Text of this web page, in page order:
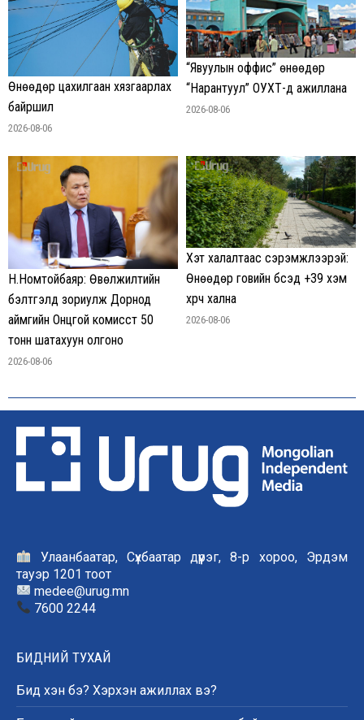
Өнөөдөр цахилгаан хязгаарлах
байршил
2026-08-06
“Явуулын оффис” өнөөдөр
“Нарантуул” ОУХТ-д ажиллана
2026-08-06
Н.Номтойбаяр: Өвөлжилтийн
бэлтгэлд зориулж Дорнод
аймгийн Онцгой комисст 50
тонн шатахуун олгоно
2026-08-06
Хэт халалтаас сэрэмжлээрэй:
Өнөөдөр говийн бүсэд +39 хэм
хүрч хална
2026-08-06
Улаанбаатар, Сүхбаатар дүүрэг, 8-р хороо, Эрдэм
тауэр 1201 тоот
medee@urug.mn
7600 2244
БИДНИЙ ТУХАЙ
Бид хэн бэ? Хэрхэн ажиллах вэ?